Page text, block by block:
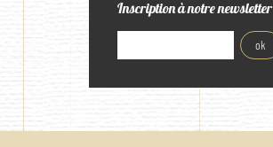
Inscription à notre newsletter